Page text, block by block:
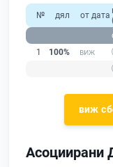
№ дял от дата
1
100%
виж
Асоциирани